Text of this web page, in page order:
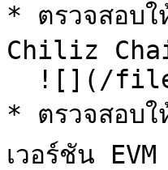
* ตรวจสอบ
Chiliz
* ตรวจสอบ
เวอร์ชัน